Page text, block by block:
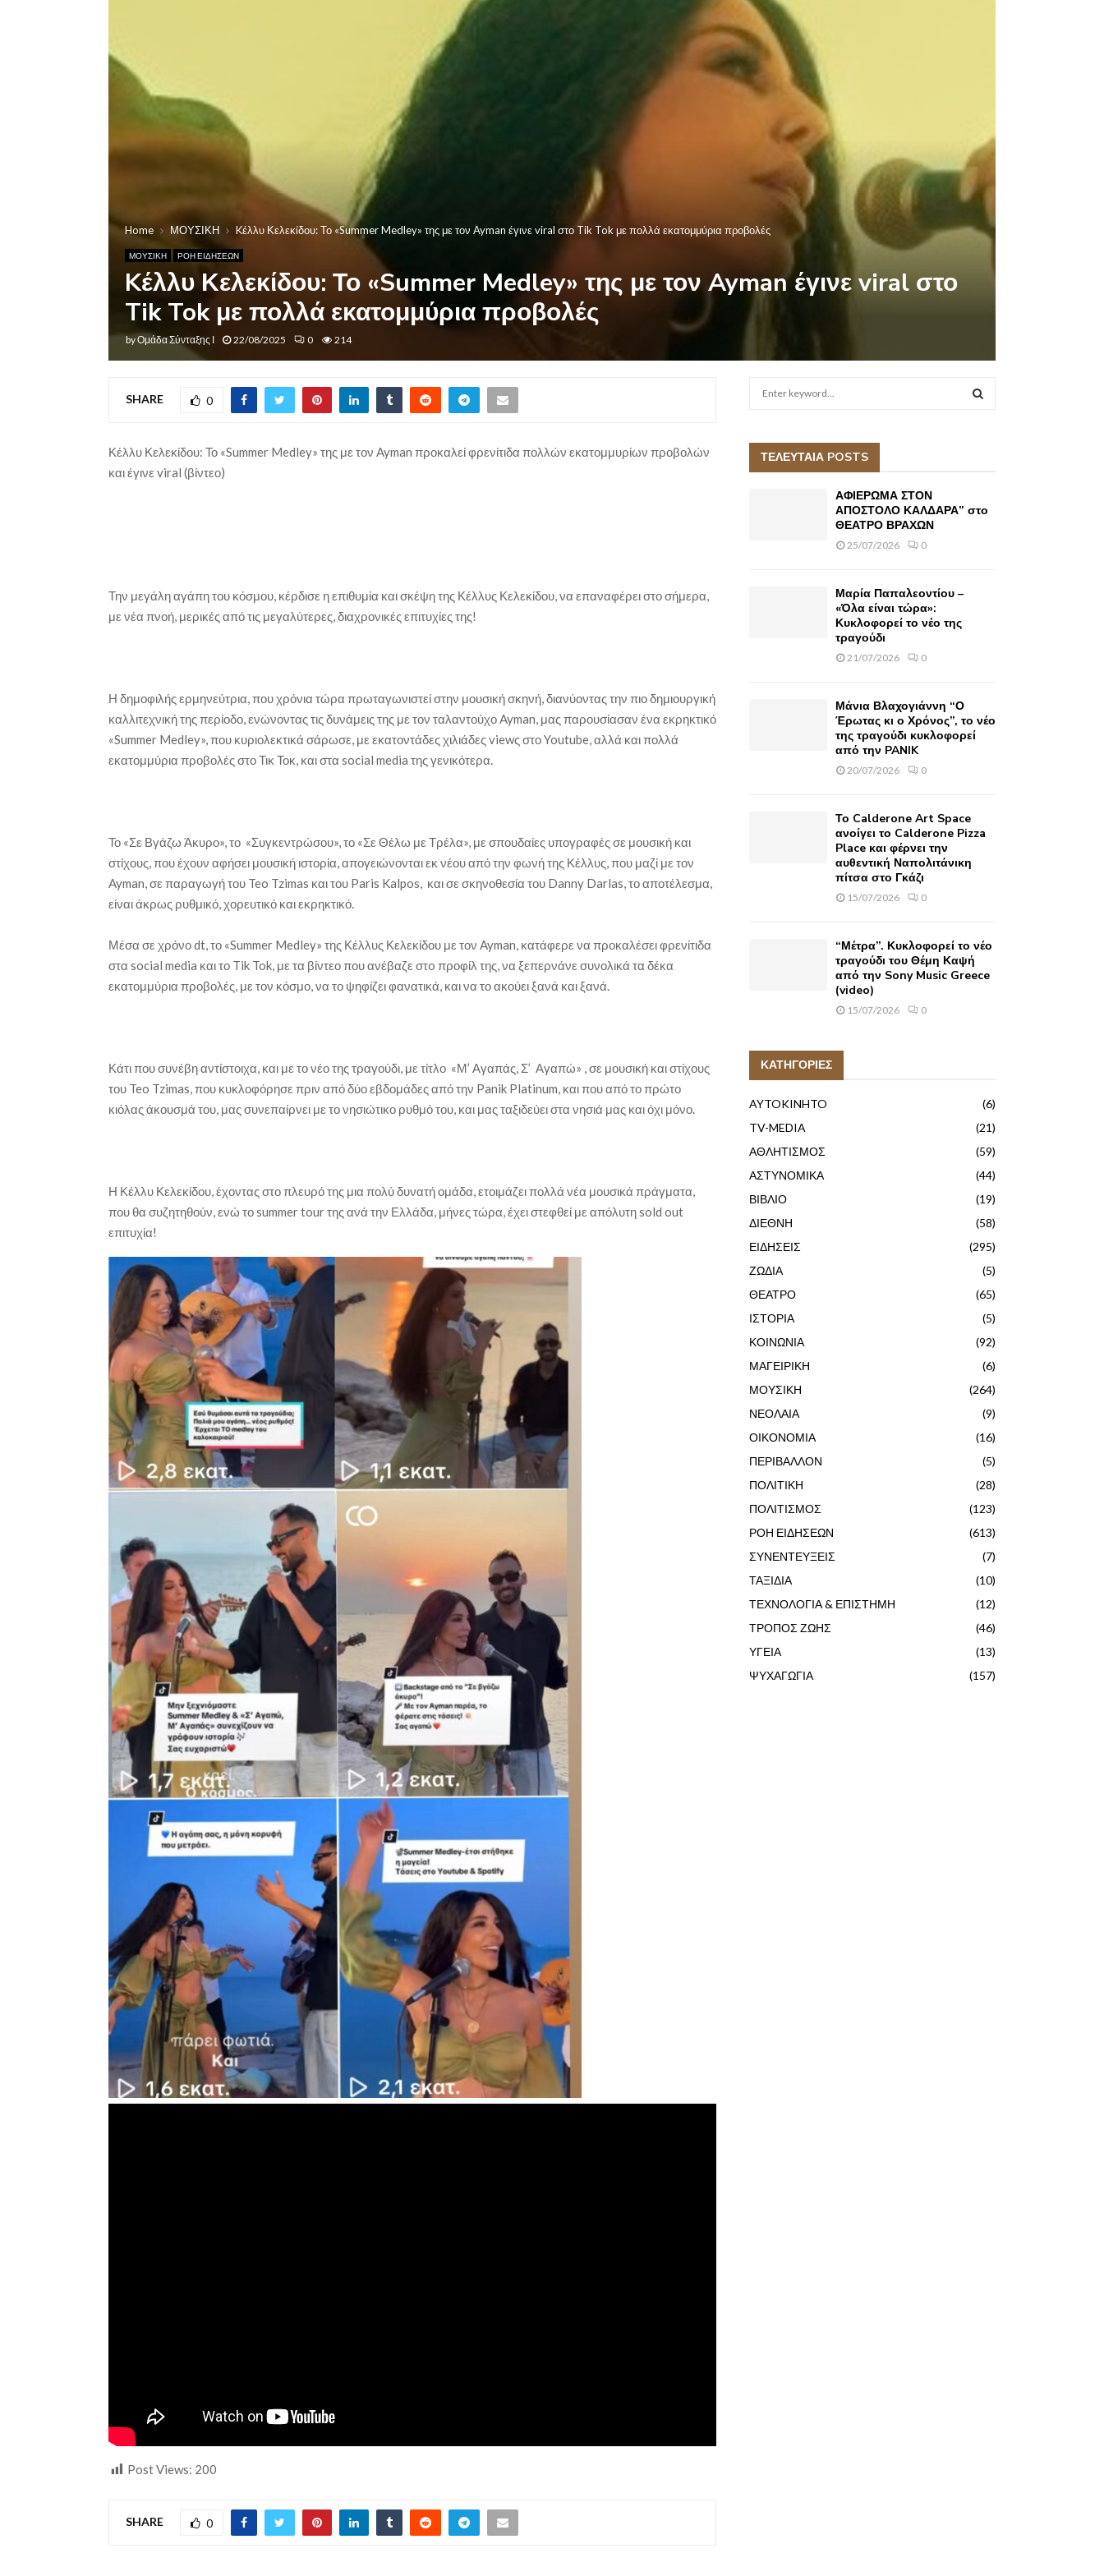
Home ΜΟΥΣΙΚΗ Kέλλυ Κελεκίδου: Το «Summer Medley» της με τον Ayman έγινε viral στο Tik Tok με πολλά εκατομμύρια προβολές
ΜΟΥΣΙΚΗ ΡΟΗ ΕΙΔΗΣΕΩΝ
Kέλλυ Κελεκίδου: Το «Summer Medley» της με τον Ayman έγινε viral στο
Tik Tok με πολλά εκατομμύρια προβολές
byΟμάδα Σύνταξης Ι 22/08/2025 0 214
SHARE 0
Κέλλυ Κελεκίδου: Το «Summer Medley» της με τον Ayman προκαλεί φρενίτιδα πολλών εκατομμυρίων προβολών
και έγινε viral (βίντεο)
Την μεγάλη αγάπη του κόσμου, κέρδισε η επιθυμία και σκέψη της Κέλλυς Κελεκίδου, να επαναφέρει στο σήμερα,
με νέα πνοή, μερικές από τις μεγαλύτερες, διαχρονικές επιτυχίες της!
Η δημοφιλής ερμηνεύτρια, που χρόνια τώρα πρωταγωνιστεί στην μουσική σκηνή, διανύοντας την πιο δημιουργική
καλλιτεχνική της περίοδο, ενώνοντας τις δυνάμεις της με τον ταλαντούχο Ayman, μας παρουσίασαν ένα εκρηκτικό
«Summer Medley», που κυριολεκτικά σάρωσε, με εκατοντάδες χιλιάδες viewς στο Youtube, αλλά και πολλά
εκατομμύρια προβολές στο Τικ Τοκ, και στα social media της γενικότερα.
Το «Σε Βγάζω Άκυρο», το «Συγκεντρώσου», το «Σε Θέλω με Τρέλα», με σπουδαίες υπογραφές σε μουσική και
στίχους, που έχουν αφήσει μουσική ιστορία, απογειώνονται εκ νέου από την φωνή της Κέλλυς, που μαζί με τον
Ayman, σε παραγωγή του Teo Tzimas και του Paris Kalpos, και σε σκηνοθεσία του Danny Darlas, το αποτέλεσμα,
είναι άκρως ρυθμικό, χορευτικό και εκρηκτικό.
Μέσα σε χρόνο dt, το «Summer Medley» της Κέλλυς Κελεκίδου με τον Ayman, κατάφερε να προκαλέσει φρενίτιδα
στα social media και το Tik Tok, με τα βίντεο που ανέβαζε στo προφίλ της, να ξεπερνάνε συνολικά τα δέκα
εκατομμύρια προβολές, με τον κόσμο, να το ψηφίζει φανατικά, και να το ακούει ξανά και ξανά.
Κάτι που συνέβη αντίστοιχα, και με το νέο της τραγούδι, με τίτλο «Μ’ Αγαπάς, Σ’ Αγαπώ» , σε μουσική και στίχους
του Teo Tzimas, που κυκλοφόρησε πριν από δύο εβδομάδες από την Panik Platinum, και που από το πρώτο
κιόλας άκουσμά του, μας συνεπαίρνει με το νησιώτικο ρυθμό του, και μας ταξιδεύει στα νησιά μας και όχι μόνο.
Η Κέλλυ Κελεκίδου, έχοντας στο πλευρό της μια πολύ δυνατή ομάδα, ετοιμάζει πολλά νέα μουσικά πράγματα,
που θα συζητηθούν, ενώ το summer tour της ανά την Ελλάδα, μήνες τώρα, έχει στεφθεί με απόλυτη sold out
επιτυχία!
Post Views: 200
SHARE 0
h
ΤΕΛΕΥΤΑΙΑ POSTS
ΑΦΙΕΡΩΜΑ ΣΤΟΝ
ΑΠΟΣΤΟΛΟ ΚΑΛΔΑΡΑ” στο
ΘΕΑΤΡΟ ΒΡΑΧΩΝ
25/07/2026 0
Μαρία Παπαλεοντίου –
«Όλα είναι τώρα»:
Κυκλοφορεί το νέο της
τραγούδι
21/07/2026 0
Μάνια Βλαχογιάννη “Ο
Έρωτας κι ο Χρόνος”, το νέο
της τραγούδι κυκλοφορεί
από την PANIK
20/07/2026 0
Το Calderone Art Space
ανοίγει το Calderone Pizza
Place και φέρνει την
αυθεντική Ναπολιτάνικη
πίτσα στο Γκάζι
15/07/2026 0
“Μέτρα”. Κυκλοφορεί το νέο
τραγούδι του Θέμη Καψή
από την Sony Music Greece
(video)
15/07/2026 0
ΚΑΤΗΓΟΡΙΕΣ
AYTOKINHTO
(6)
TV-MEDIA
(21)
ΑΘΛΗΤΙΣΜΟΣ
(59)
ΑΣΤΥΝΟΜΙΚΑ
(44)
ΒΙΒΛΙΟ
(19)
ΔΙΕΘΝΗ
(58)
ΕΙΔΗΣΕΙΣ
(295)
ΖΩΔΙΑ
(5)
ΘΕΑΤΡΟ
(65)
ΙΣΤΟΡΙΑ
(5)
ΚΟΙΝΩΝΙΑ
(92)
ΜΑΓΕΙΡΙΚΗ
(6)
ΜΟΥΣΙΚΗ
(264)
ΝΕΟΛΑΙΑ
(9)
ΟΙΚΟΝΟΜΙΑ
(16)
ΠΕΡΙΒΑΛΛΟΝ
(5)
ΠΟΛΙΤΙΚΗ
(28)
ΠΟΛΙΤΙΣΜΟΣ
(123)
ΡΟΗ ΕΙΔΗΣΕΩΝ
(613)
ΣΥΝΕΝΤΕΥΞΕΙΣ
(7)
ΤΑΞΙΔΙΑ
(10)
ΤΕΧΝΟΛΟΓΙΑ & ΕΠΙΣΤΗΜΗ
(12)
ΤΡΟΠΟΣ ΖΩΗΣ
(46)
ΥΓΕΙΑ
(13)
ΨΥΧΑΓΩΓΙΑ
(157)